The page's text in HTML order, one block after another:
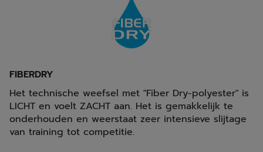
FIBERDRY
Het technische weefsel met "Fiber Dry-polyester" is
LICHT en voelt ZACHT aan. Het is gemakkelijk te
onderhouden en weerstaat zeer intensieve slijtage
van training tot competitie.